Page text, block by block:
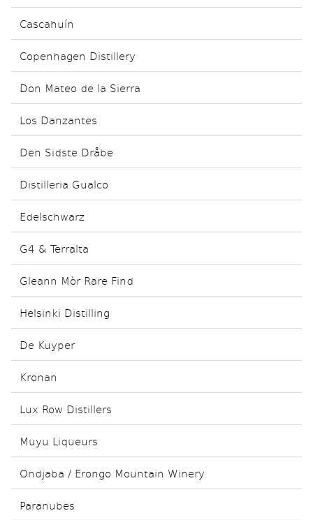
Cascahuín
Copenhagen Distillery
Don Mateo de la Sierra
Los Danzantes
Den Sidste Dråbe
Distilleria Gualco
Edelschwarz
G4 & Terralta
Gleann Mòr Rare Find
Helsinki Distilling
De Kuyper
Kronan
Lux Row Distillers
Muyu Liqueurs
Ondjaba / Erongo Mountain Winery
Paranubes